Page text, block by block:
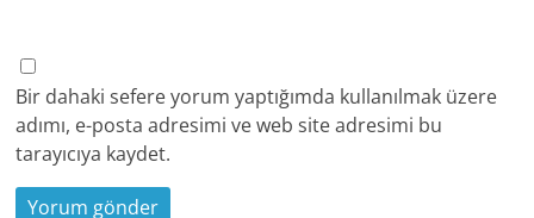
Bir dahaki sefere yorum yaptığımda kullanılmak üzere
adımı, e-posta adresimi ve web site adresimi bu
tarayıcıya kaydet.